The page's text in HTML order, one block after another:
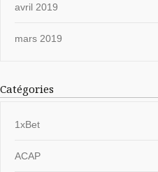
avril 2019
mars 2019
Catégories
1xBet
ACAP